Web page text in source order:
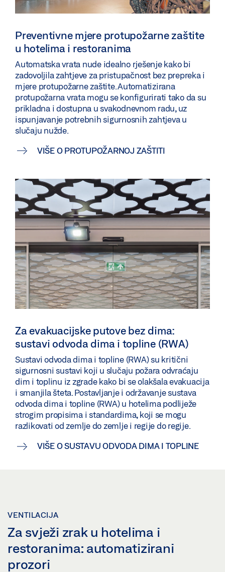
Preventivne mjere protupožarne zaštite
u hotelima i restoranima
Automatska vrata nude idealno rješenje kako bi
zadovoljila zahtjeve za pristupačnost bez prepreka i
mjere protupožarne zaštite. Automatizirana
protupožarna vrata mogu se konfigurirati tako da su
prikladna i dostupna u svakodnevnom radu, uz
ispunjavanje potrebnih sigurnosnih zahtjeva u
slučaju nužde.
VIŠE O PROTUPOŽARNOJ ZAŠTITI
Za evakuacijske putove bez dima:
sustavi odvoda dima i topline (RWA)
Sustavi odvoda dima i topline (RWA) su kritični
sigurnosni sustavi koji u slučaju požara odvraćaju
dim i toplinu iz zgrade kako bi se olakšala evakuacija
i smanjila šteta. Postavljanje i održavanje sustava
odvoda dima i topline (RWA) u hotelima podliježe
strogim propisima i standardima, koji se mogu
razlikovati od zemlje do zemlje i regije do regije.
VIŠE O SUSTAVU ODVODA DIMA I TOPLINE
VENTILACIJA
Za svježi zrak u hotelima i
restoranima: automatizirani
prozori